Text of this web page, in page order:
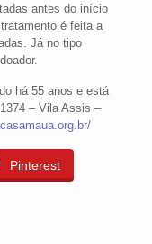
antes do início
é feita a
Já no tipo
há 55 anos e está
– Vila Assis –
Pinterest